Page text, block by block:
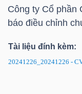
Công ty Cổ phần
báo điều chỉnh
Tài liệu đính kèm:
20241226_20241226 -
BẤT
ĐỘNG